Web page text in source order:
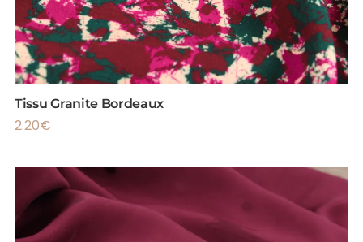
Tissu Granite Bordeaux
2.20€